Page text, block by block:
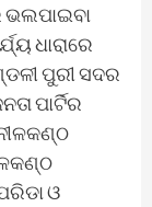
ଭଲପାଇବା
ଧାରାରେ
ପୁରୀ ସଦର
ପାର୍ଟିର
ଓ